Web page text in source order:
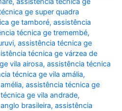
ge super quadra
ge tamboré,assistência
técnica ge tremembé,
,assistência técnica ge
técnica ge várzea de
vila airosa,assistência técnica
técnica ge vila amália,
,assistência técnica ge
ge vila andrade,
brasileira,assistência